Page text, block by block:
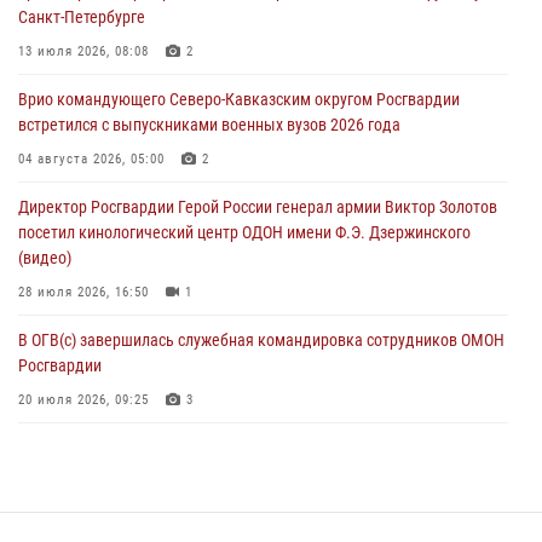
05 августа 2026, 13:50
В столице росгвардейцы задержали мужчину, устроившего дебош в
05 августа 2026, 13:25 1
В Удмуртии при силовой поддержке спецназа Росгвардии
оздоровительных услуг (видео)
1 1
Санкт-Петербурге
13 июля 2026, 08:08 2
Врио командующего Северо-Кавказским округом Росгвардии
встретился с выпускниками военных вузов 2026 года
04 августа 2026, 05:00 2
Директор Росгвардии Герой России генерал армии Виктор Золотов
посетил кинологический центр ОДОН имени Ф.Э. Дзержинского
(видео)
28 июля 2026, 16:50 1
В ОГВ(с) завершилась служебная командировка сотрудников ОМОН
Росгвардии
20 июля 2026, 09:25 3